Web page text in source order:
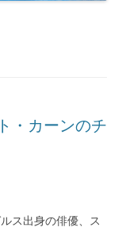
・カーンのチ
ス出身の俳優、ス